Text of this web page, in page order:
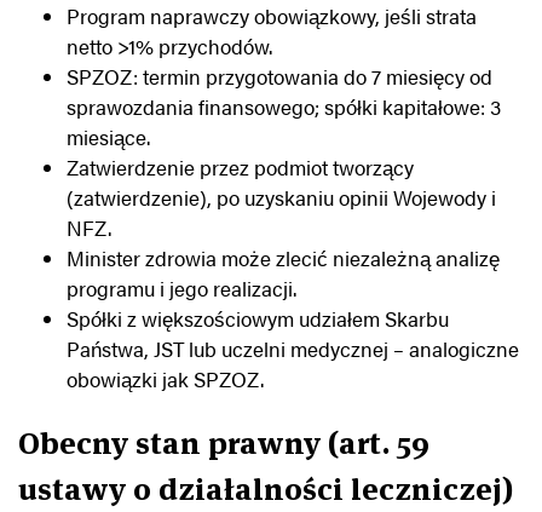
Program naprawczy obowiązkowy, jeśli strata
netto >1% przychodów.
SPZOZ: termin przygotowania do 7 miesięcy od
sprawozdania finansowego; spółki kapitałowe: 3
miesiące.
Zatwierdzenie przez podmiot tworzący
(zatwierdzenie), po uzyskaniu opinii Wojewody i
NFZ.
Minister zdrowia może zlecić niezależną analizę
programu i jego realizacji.
Spółki z większościowym udziałem Skarbu
Państwa, JST lub uczelni medycznej – analogiczne
obowiązki jak SPZOZ.
Obecny stan prawny (art. 59
ustawy o działalności leczniczej)